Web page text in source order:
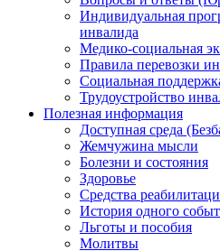
Индивидуальная
инвалида
Медико-социальная
Правила перевозки
Социальная
Трудоустройство
Полезная информация
Доступная среда
Жемчужина мысли
Болезни и состояния
Здоровье
Средства
История одного
Льготы и пособия
Молитвы